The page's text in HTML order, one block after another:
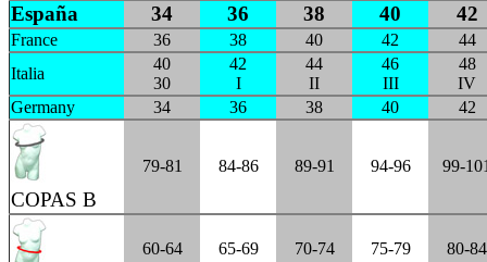
España 34 36 38 40 42
France 36 38 40 42
44
Italia
40
30
42
I
44
II
46
III
48
IV
Germany
34 36 38 40 42
COPAS B
79-81 84-86 89-91 94-96 99-
60-64 65-69 70-74 75-79 80-84